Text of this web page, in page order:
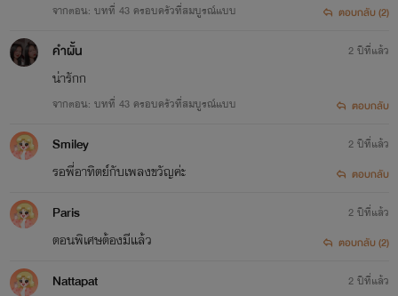
จากตอน: บทที่ 43 ครอบครัวที่สมบูรณ์แบบ ตอบกลับ (2)
คำผั้น
น่ารักก
จากตอน: บทที่ 43 ครอบครัวที่สมบูรณ์แบบ
2 ปีที่แล้ว
ตอบกลับ
Smiley
รอพี่อาทิตย์กับเพลงขวัญค่ะ
2 ปีที่แล้ว
ตอบกลับ
Paris
ตอนพิเศษต้องมีแล้ว
2 ปีที่แล้ว
ตอบกลับ (2)
Nattapat 2 ปีที่แล้ว